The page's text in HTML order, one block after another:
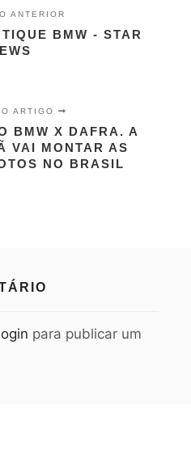
ANTERIOR
BMW - STAR
ARTIGO
BMW X DAFRA. A
VAI MONTAR AS
NO BRASIL
para publicar um